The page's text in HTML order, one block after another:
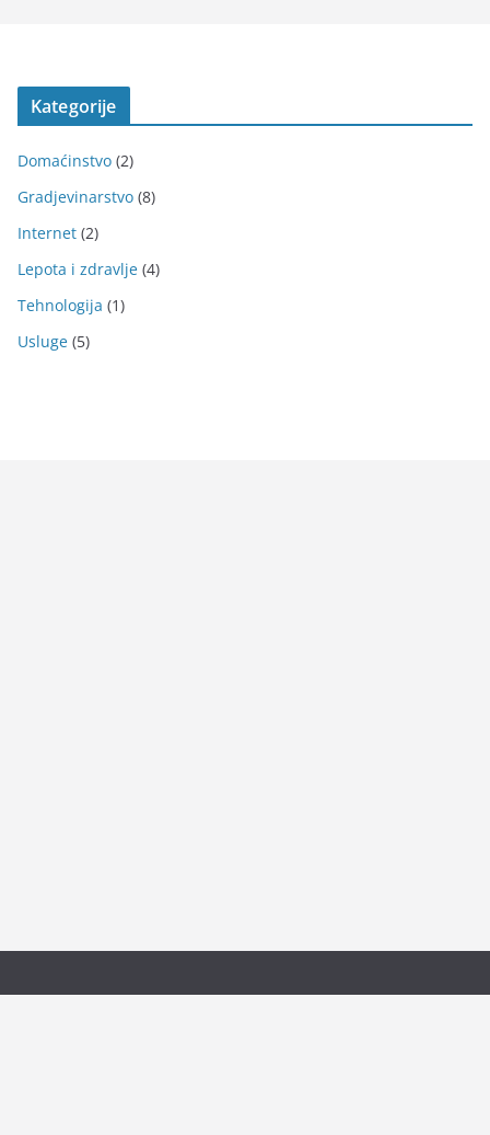
Kategorije
Domaćinstvo (2)
Gradjevinarstvo (8)
Internet (2)
Lepota i zdravlje (4)
Tehnologija (1)
Usluge (5)